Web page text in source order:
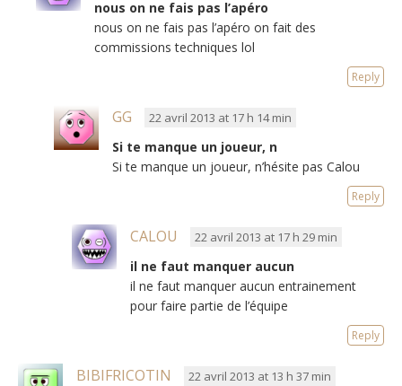
nous on ne fais pas l’apéro
nous on ne fais pas l’apéro on fait des
commissions techniques lol
Reply
GG 22 avril 2013 at 17 h 14 min
Si te manque un joueur, n
Si te manque un joueur, n’hésite pas Calou
Reply
CALOU 22 avril 2013 at 17 h 29 min
il ne faut manquer aucun
il ne faut manquer aucun entrainement
pour faire partie de l’équipe
Reply
BIBIFRICOTIN 22 avril 2013 at 13 h 37 min